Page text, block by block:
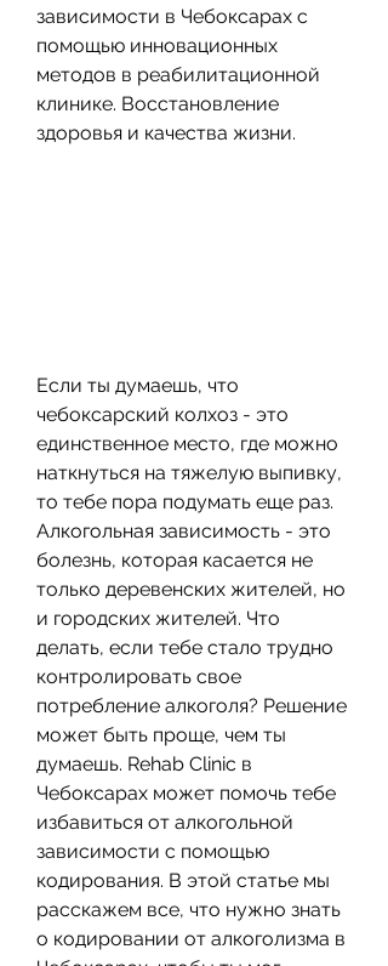
зависимости в Чебоксарах с
помощью инновационных
методов в реабилитационной
клинике. Восстановление
здоровья и качества жизни.
Если ты думаешь, что
чебоксарский колхоз - это
единственное место, где можно
наткнуться на тяжелую выпивку,
то тебе пора подумать еще раз.
Алкогольная зависимость - это
болезнь, которая касается не
только деревенских жителей, но
и городских жителей. Что
делать, если тебе стало трудно
контролировать свое
потребление алкоголя? Решение
может быть проще, чем ты
думаешь. Rehab Clinic в
Чебоксарах может помочь тебе
избавиться от алкогольной
зависимости с помощью
кодирования. В этой статье мы
расскажем все, что нужно знать
о кодировании от алкоголизма в